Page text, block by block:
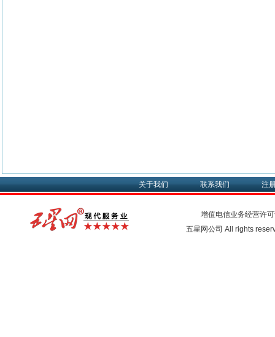
关于我们 联系我们 注
增值电信业务经营许
五星网公司 All rights